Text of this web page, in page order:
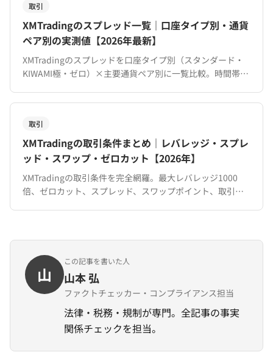
取引
XMTradingのスプレッド一覧｜口座タイプ別・通貨
ペア別の実測値【2026年最新】
XMTradingのスプレッドを口座タイプ別（スタンダード・
KIWAMI極・ゼロ）×主要通貨ペア別に一覧比較。時間帯に
取引
XMTradingの取引条件まとめ｜レバレッジ・スプレ
ッド・スワップ・ゼロカット【2026年】
XMTradingの取引条件を完全網羅。最大レバレッジ1000
倍、ゼロカット、スプレッド、スワップポイント、取引時
山
この記事を書いた人
山本 弘
ファクトチェッカー・コンプライアンス担当
法律・税務・規制が専門。全記事の事実
関係チェックを担当。